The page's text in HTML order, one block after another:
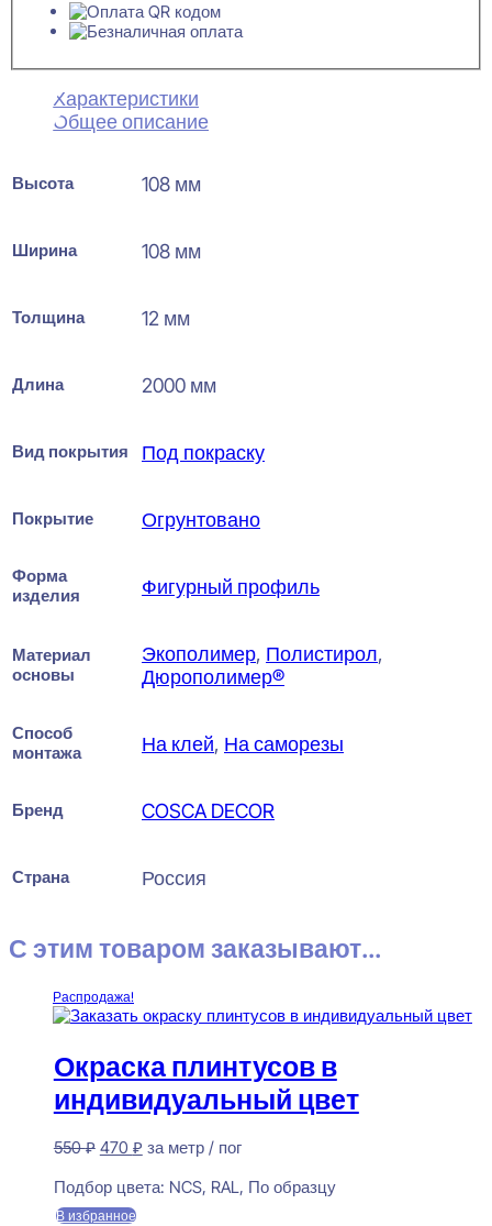
Характеристики
Общее описание
Высота 108 мм
Ширина 108 мм
Толщина 12 мм
Длина 2000 мм
Вид покрытия Под покраску
Покрытие Огрунтовано
Форма
изделия
Фигурный профиль
Материал
основы
Экополимер, Полистирол,
Дюрополимер®
Способ
монтажа
На клей, На саморезы
Бренд COSCA DECOR
Страна Россия
С этим товаром заказывают...
Распродажа!
Окраска плинтусов в
индивидуальный цвет
550₽ Первоначальная
составляла
550 ₽.
470 ₽Текущая
470 ₽.
за метр / пог
Подбор цвета: NCS, RAL, По образцу
В избранное